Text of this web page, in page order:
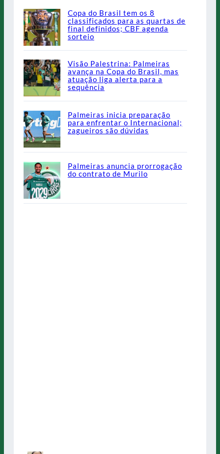
Copa do Brasil tem os 8
classificados para as quartas de
final definidos; CBF agenda
sorteio
Visão Palestrina: Palmeiras
avança na Copa do Brasil, mas
atuação liga alerta para a
sequência
Palmeiras inicia preparação
para enfrentar o Internacional;
zagueiros são dúvidas
Palmeiras anuncia prorrogação
do contrato de Murilo